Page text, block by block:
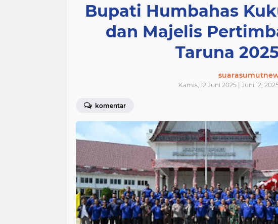
Bupati Humbahas
dan Majelis
Taruna
Kamis, 12 Juni 2025 | Juni 12,
komentar